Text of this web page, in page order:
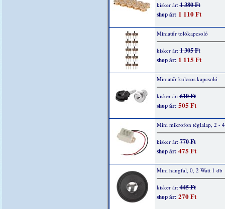
kisker ár:1 380 Ft
shop ár: 1 110 Ft
Miniatűr tolókapcsoló
kisker ár:1 305 Ft
shop ár: 1 115 Ft
Miniatűr kulcsos kapcsoló
kisker ár:610 Ft
shop ár: 505 Ft
Mini mikrofon téglalap, 2 -
kisker ár:770 Ft
shop ár: 475 Ft
Mini hangfal, 0, 2 Watt 1 db
kisker ár:445 Ft
shop ár: 270 Ft